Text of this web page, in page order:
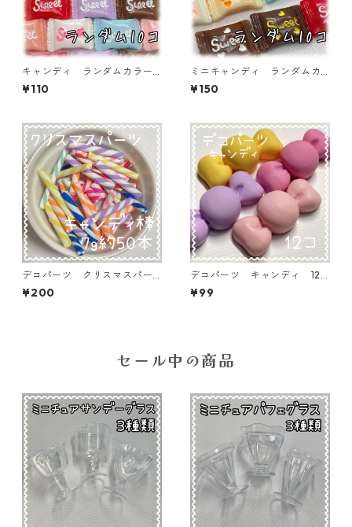
キャンディ ランダムカラー
ミックス 10個入り デコパ
ーツ 貼り付けパーツ【DP-C
¥110
ミニキャンディ ランダムカ
ラーミックス 10個入り デ
コパーツ 貼り付けパーツ【D
¥150
デコパーツ クリスマスパー
ツ キャンディ棒 7ｇ約50本
入り 貼り付けパーツ【DP-x
¥200
デコパーツ キャンディ 12
個入り 貼り付けパーツ【DP-
CY-014-MIX】
¥99
セール中の商品